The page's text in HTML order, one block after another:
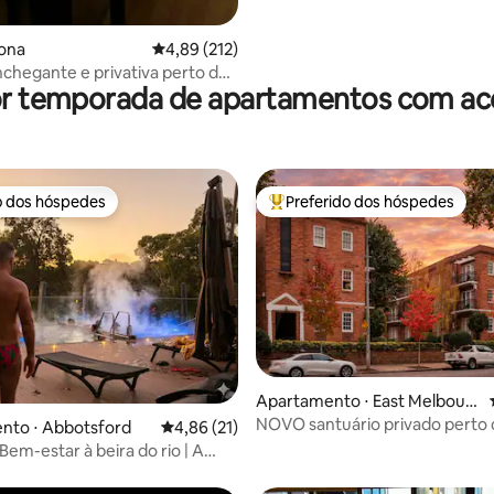
4,89 de uma avaliação média de 5, 212
4,89 (212)
e privativa perto do
temporada de apartamentos com
de 5, 33 avaliações
dos hóspedes
dos hóspedes
⋅ Abbotsford 4,86 de uma avaliação média de 5, 21
4,86 (21)
estar à beira do rio | A
Entre os melhores preferidos
Preferido dos hóspedes
Apartamento ⋅ East Melbour
ne
NOVO santuário privado perto